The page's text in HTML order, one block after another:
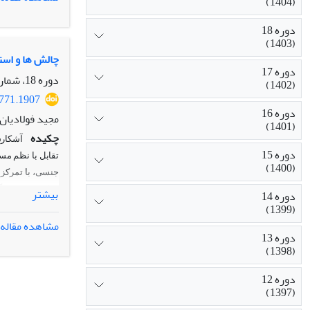
محرومیت از
نامرئی
بحث و نتیجه
مردم تحمیل
کردن هویت
چالش ها و
دوره 18، شماره 4، زمستان 1403، صفحه
مجید
چکیده
تقابل با نظم
و با شیوه
مواجهند. در
بیشتر
مشاهده مقاله
دوره 18
(1403)
دوره 17
(1402)
دوره 16
(1401)
دوره 15
(1400)
دوره 14
(1399)
دوره 13
(1398)
دوره 12
(1397)